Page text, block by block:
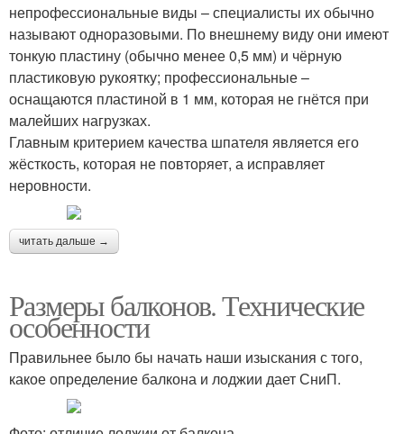
непрофессиональные виды – специалисты их обычно
называют одноразовыми. По внешнему виду они имеют
тонкую пластину (обычно менее 0,5 мм) и чёрную
пластиковую рукоятку; профессиональные –
оснащаются пластиной в 1 мм, которая не гнётся при
малейших нагрузках.
Главным критерием качества шпателя является его
жёсткость, которая не повторяет, а исправляет
неровности.
читать дальше →
Размеры балконов. Технические
особенности
Правильнее было бы начать наши изыскания с того,
какое определение балкона и лоджии дает СниП.